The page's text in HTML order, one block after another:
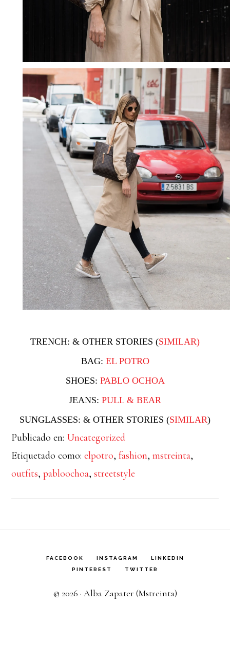
TRENCH: & OTHER STORIES (SIMILAR)
BAG: EL POTRO
SHOES: PABLO OCHOA
JEANS: PULL & BEAR
SUNGLASSES: & OTHER STORIES (SIMILAR)
Publicado en: Uncategorized
Etiquetado como:elpotro,fashion,mstreinta,
outfits,pabloochoa,streetstyle
FACEBOOK INSTAGRAM
LINKEDIN
PINTEREST
TWITTER
© 2026 · Alba Zapater (Mstreinta)